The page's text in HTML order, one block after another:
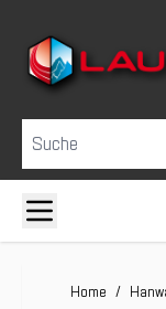
Suche
Home /